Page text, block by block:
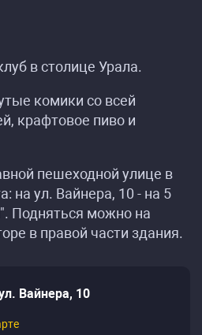
в столице Урала.
комики со всей
крафтовое пиво и
пешеходной улице в
на ул. Вайнера, 10 - на 5
Подняться можно на
в правой части здания.
Вайнера, 10